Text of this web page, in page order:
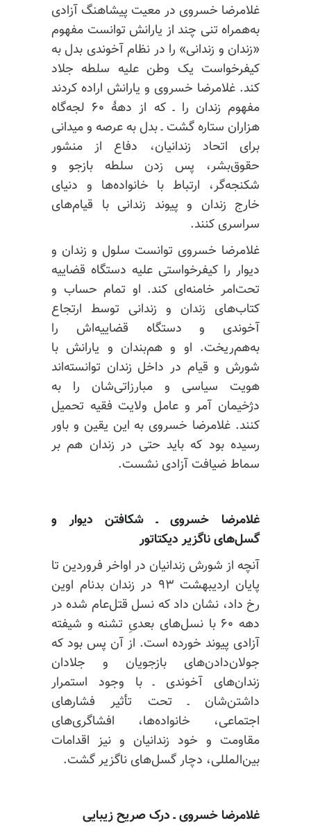
غلامرضا خسروی در معیت پیشاهنگ آزادی
به‌همراه تنی چند از یارانش توانست مفهوم
«زندان و زندانی» را در نظام آخوندی بدل به
کیفرخواست یک وطن علیه سلطه جلاد
کند. غلامرضا خسروی و یارانش اراده کردند
مفهوم زندان را ـ که از دههٔ ۶۰ لجه‌گاه
هزاران ستاره گشت ـ بدل به عرصه و میدانی
برای اتحاد زندانیان، دفاع از منشور
حقوق‌بشر، پس زدن سلطه بازجو و
شکنجه‌گر، ارتباط با خانواده‌ها و دنیای
خارج زندان و پیوند زندانی با قیام‌های
سراسری کنند.
غلامرضا خسروی توانست سلول و زندان و
دیوار را کیفرخواستی علیه دستگاه قضاییه
تحت‌امر خامنه‌ای کند. او تمام حساب و
کتاب‌های زندان و زندانی توسط ارتجاع
آخوندی و دستگاه قضاییه‌اش را
به‌هم‌ریخت. او و هم‌بندان و یارانش با
شورش و قیام در داخل زندان توانسته‌اند
هویت سیاسی و مبارزاتی‌شان را به
دژخیمان آمر و عامل ولایت فقیه تحمیل
کنند. غلامرضا خسروی به این یقین و باور
رسیده بود که باید حتی در زندان هم بر
سماط ضیافت آزادی نشست.
غلامرضا خسروی ـ شکافتن دیوار و
گسل‌های ناگزیر دیکتاتور
آنچه از شورش زندانیان در اواخر فروردین تا
پایان اردیبهشت ۹۳ در زندان بدنام اوین
رخ داد، نشان داد که نسل قتل‌عام شده در
دهه ۶۰ با نسل‌های بعدیِ تشنه و شیفته
آزادی پیوند خورده است. از آن پس بود که
جولان‌دادن‌های بازجویان و جلادان
زندان‌های آخوندی ـ با وجود استمرار
داشتن‌شان ـ تحت تأثیر فشارهای
اجتماعی، خانواده‌ها، افشاگری‌های
مقاومت و خود زندانیان و نیز اقدامات
بین‌المللی، دچار گسل‌های ناگزیر گشت.
غلامرضا خسروی ـدرک صریح زیبایی